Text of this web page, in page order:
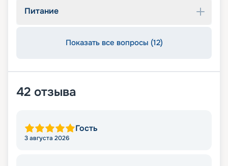
Питание
Показать все вопросы (12)
42 отзыва
Гость
3 августа 2026